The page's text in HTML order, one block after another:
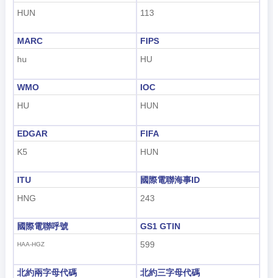
HUN 113
MARC
hu
FIPS
HU
WMO
HU
IOC
HUN
EDGAR
K5
FIFA
HUN
ITU
HNG
國際電聯海事ID
243
國際電聯呼號
HAA-HGZ
GS1 GTIN
599
北約兩字母代碼
北約三字母代碼